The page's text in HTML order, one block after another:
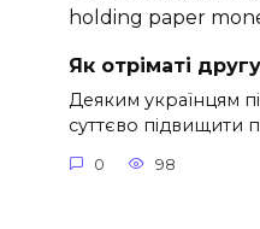
Як отріматі
Деяким українцям
суттєво підвищити
0 98